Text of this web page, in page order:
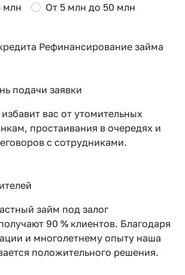
млн
От 5 млн до 50 млн
Рефинансирование займа
подачи заявки
вас от утомительных
простаивания в очередях и
с сотрудниками.
займ под залог
90 % клиентов. Благодаря
и многолетнему опыту наша
положительного решения.